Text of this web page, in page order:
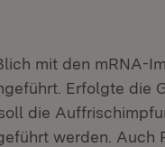
mit den mRNA-
in neuem Fenster)
Erfolgte die
die
werden. Auch